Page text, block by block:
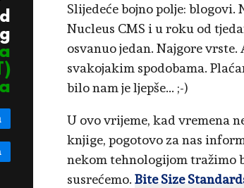
Slijedeće bojno polje:
Nucleus CMS i u roku od
osvanuo jedan. Najgore
svakojakim spodobama.
bilo nam je ljepše... ;-)
U ovo vrijeme, kad vremena
knjige, pogotovo za nas
nekom tehnologijom tražimo
susrećemo. Bite Size